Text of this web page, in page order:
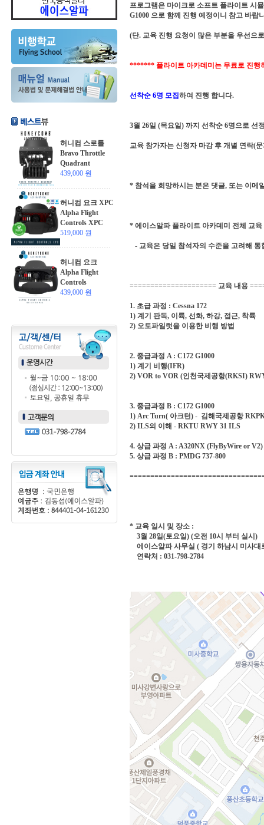
허니컴 스로틀
Bravo Throttle
Quadrant
439,000 원
허니컴 요크 XPC
Alpha Flight
Controls XPC
519,000 원
허니컴 요크
Alpha Flight
Controls
439,000 원
프로그램은 마이크로 소프트 플라이트 시
G1000 으로 함께 진행 예정이니 참고 바랍
(단. 교육 진행 요청이 많은 부분을 우선으
******* 플라이트 아카데미는 무료로 진
선착순 6명 모집하여 진행 합니다.
3월 26일 (목요일) 까지 선착순 6명으로 선
교육 참가자는 신청자 마감 후 개별 연락(
* 참석을 희망하시는 분은 댓글, 또는 이메
* 에이스알파 플라이트 아카데미 전체 교육
- 교육은 당일 참석자의 수준을 고려해 통
===================== 교육 내용
1. 초급 과정 : Cessna 172
1) 계기 판독, 이륙, 선화, 하강, 접근, 착륙
2) 오토파일럿을 이용한 비행 방법
2. 중급과정 A : C172 G1000
1) 계기 비행(IFR)
2) VOR to VOR (인천국제공항(RKSI)
3. 중급과정 B : C172 G1000
1) Arc Turn( 아크턴) - 김해국제공항
2) ILS의 이해 - RKTU RWY 31 ILS
4. 상급 과정 A : A320NX (FlyByWire or V2)
5. 상급 과정 B : PMDG 737-800
* 교육 일시 및 장소 :
3월 28일(토요일) (오전 10시 부터 실시)
에이스알파 사무실 ( 경기 하남시 미사대
연락처 : 031-798-2784